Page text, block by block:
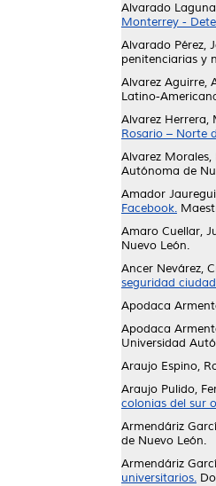
Alvarado
Monterrey -
Alvarado Pérez,
penitenciarias y
Alvarez Aguirre,
Latino-
Alvarez Herrera,
Rosario – Norte
Alvarez
Autónoma de
Amador
Facebook.
Amaro Cuellar,
Nuevo León.
Ancer Nevárez,
seguridad
Apodaca
Apodaca
Universidad
Araujo Espino,
Araujo Pulido,
colonias del sur
Armendáriz
de Nuevo León.
Armendáriz
universitarios.